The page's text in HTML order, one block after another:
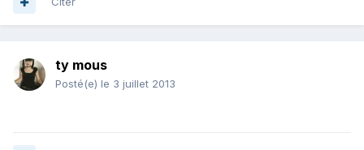
ty mous
Posté(e) le 3 juillet 2013